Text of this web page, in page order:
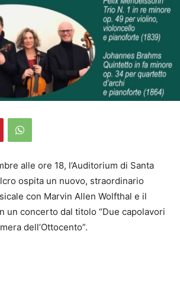
alle ore 18, l’Auditorium di Santa
ospita un nuovo, straordinario
con Marvin Allen Wolfthal e il
un concerto dal titolo “Due capolavori
dell’Ottocento”.